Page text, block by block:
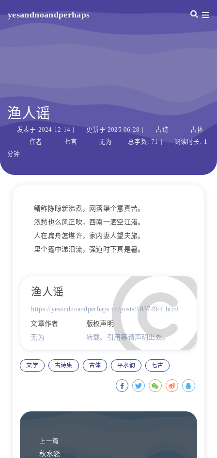
yesandnoandperhaps
渔人谣
发表于 2024-12-14 更新于 2025-06-28 古诗
古体
作者
七言 无为 总字数: 71 阅读时长: 1
分钟
鲭鲊陈晾新沸煮，网落渠个意真苦。
浓愁也么风正吹，西南一洒空江渚。
人在扁舟怎堪许，家内妻人望夫旅。
里个篷中涕泪流，强道时下真是暑。
渔人谣
https://yesandnoandperhaps.cn/posts/183749df.html
文章作者
无为
版权声明
转载、引用等请声明出处。
文学 古诗集 古体 平水韵 七古
上一篇
秋水怨